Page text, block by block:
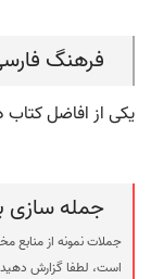
فرهنگ
یکی از افاضل
جمله سازی
جملات نمونه از
است، لطفا گزارش